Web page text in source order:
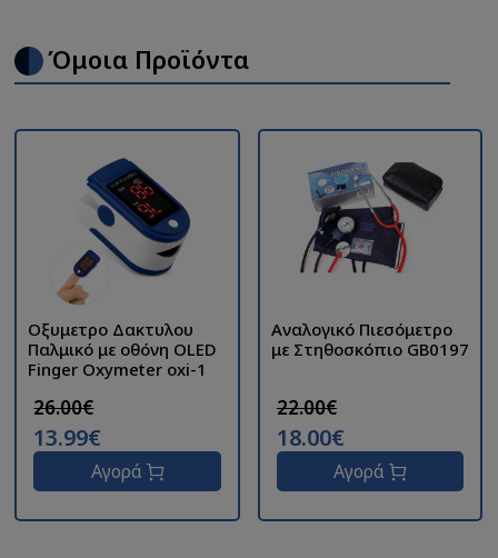
Όμοια Προϊόντα
Οξυμετρο Δακτυλου
Παλμικό με οθόνη OLED
Finger Oxymeter oxi-1
26.00€
13.99€
Αγορά
Αναλογικό Πιεσόμετρο
με Στηθοσκόπιο GB0197
22.00€
18.00€
Αγορά